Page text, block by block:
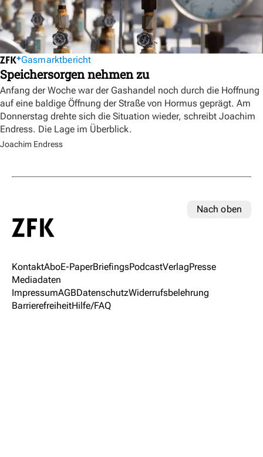
Gasmarktbericht
Speichersorgen nehmen zu
Anfang der Woche war der Gashandel noch durch die Hoffnung
auf eine baldige Öffnung der Straße von Hormus geprägt. Am
Donnerstag drehte sich die Situation wieder, schreibt Joachim
Endress. Die Lage im Überblick.
Joachim Endress
Nach oben
KontaktAboE-PaperBriefingsPodcastVerlagPresse
Mediadaten
ImpressumAGBDatenschutzWiderrufsbelehrung
BarrierefreiheitHilfe/FAQ